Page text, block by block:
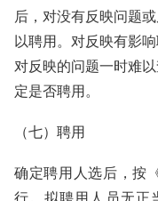
后，对没有反映问题
以聘用。对反映有影
对反映的问题一时难
定是否聘用。
（七）聘用
确定聘用人选后，按
行。拟聘用人员无正